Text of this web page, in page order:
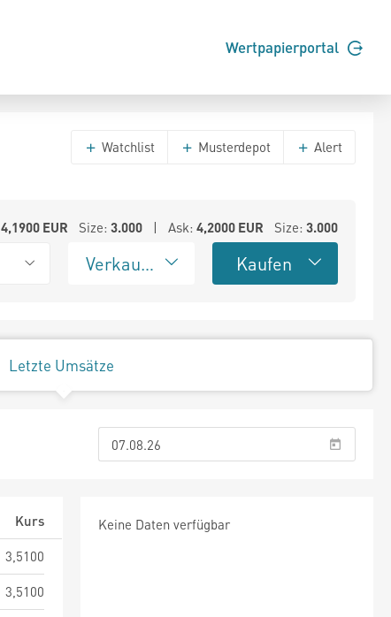
Wertpapierportal
Watchlist Musterdepot Alert
4,1900EUR Size: 3.000| Ask: 4,2000EUR Size: 3.000
Verkaufen Kaufen
Letzte Umsätze
Kurs
3,5100
3,5100
Keine Daten verfügbar